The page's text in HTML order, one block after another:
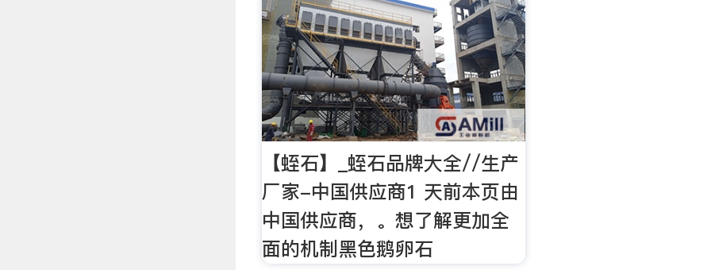
【蛭石】_蛭石品牌大全//生产
厂家-中国供应商1 天前本页由
中国供应商，。想了解更加全
面的机制黑色鹅卵石